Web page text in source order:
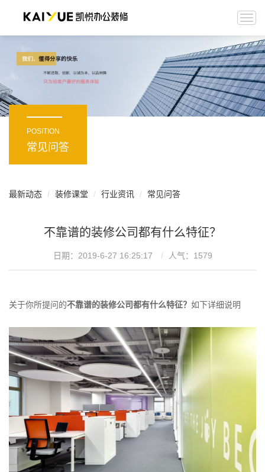
POSITION
常见问答
最新动态 装修课堂 行业资讯 常见问答
不靠谱的装修公司都有什么特征？
日期：2019-6-27 16:25:17 人气： 1579
关于你所提问的不靠谱的装修公司都有什么特征？ 如下详细说明